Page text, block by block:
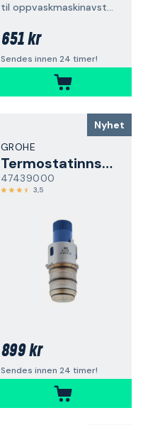
til oppvaskmaskinavstengning
651 kr
Sendes innen 24 timer!
Nyhet
GROHE
Termostatinnsats
47439000
3,5
899 kr
Sendes innen 24 timer!